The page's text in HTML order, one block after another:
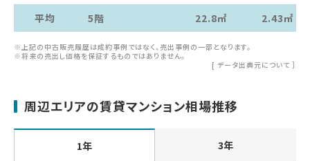
平均
5階 22.8㎡ 2.43㎡
※上記の中古販売履歴は成約事例ではなく、売出事例の一部となります。
※将来の売出し価格を保証するものではありません。
[ データ出典元について ］
周辺エリアの賃貸マンション相場推移
1年 3年